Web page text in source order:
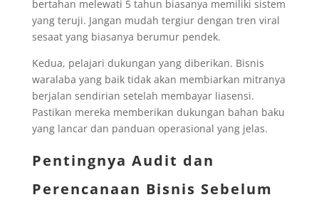
bertahan melewati 5 tahun biasanya memiliki sistem
yang teruji. Jangan mudah tergiur dengan tren viral
sesaat yang biasanya berumur pendek.
Kedua, pelajari dukungan yang diberikan. Bisnis
waralaba yang baik tidak akan membiarkan mitranya
berjalan sendirian setelah membayar liasensi.
Pastikan mereka memberikan dukungan bahan baku
yang lancar dan panduan operasional yang jelas.
Pentingnya Audit dan
Perencanaan Bisnis Sebelum